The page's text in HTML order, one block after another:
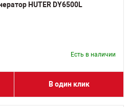
HUTER DY6500L
Есть в наличии
В один клик